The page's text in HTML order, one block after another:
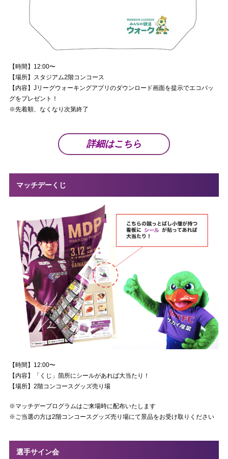
【時間】12:00〜
【場所】スタジアム2階コンコース
【内容】Jリーグウォーキングアプリのダウンロード画面を提示でエコバッ
グをプレゼント！
※先着順、なくなり次第終了
詳細はこちら
マッチデーくじ
【時間】12:00〜
【内容】「くじ」箇所にシールがあれば大当たり！
【場所】2階コンコースグッズ売り場
※マッチデープログラムはご来場時に配布いたします
※ご当選の方は2階コンコースグッズ売り場にて景品をお受け取りください
選手サイン会